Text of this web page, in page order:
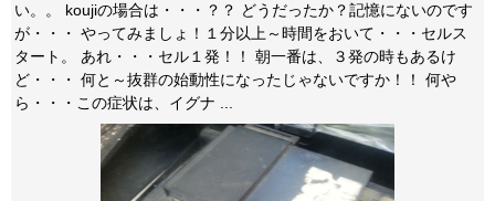
い。。 koujiの場合は・・・？？ どうだったか？記憶にないのです
が・・・ やってみましょ！１分以上～時間をおいて・・・セルス
タート。 あれ・・・セル１発！！ 朝一番は、３発の時もあるけ
ど・・・ 何と～抜群の始動性になったじゃないですか！！ 何や
ら・・・この症状は、イグナ ...